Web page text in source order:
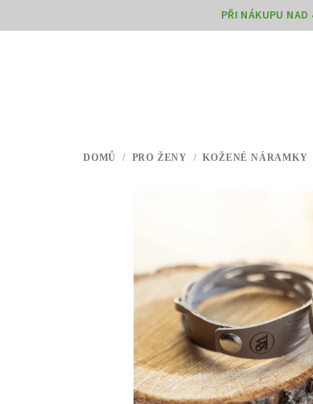
na
PŘI NÁKUPU
DOMŮ / PRO ŽENY / KOŽENÉ NÁRAMKY